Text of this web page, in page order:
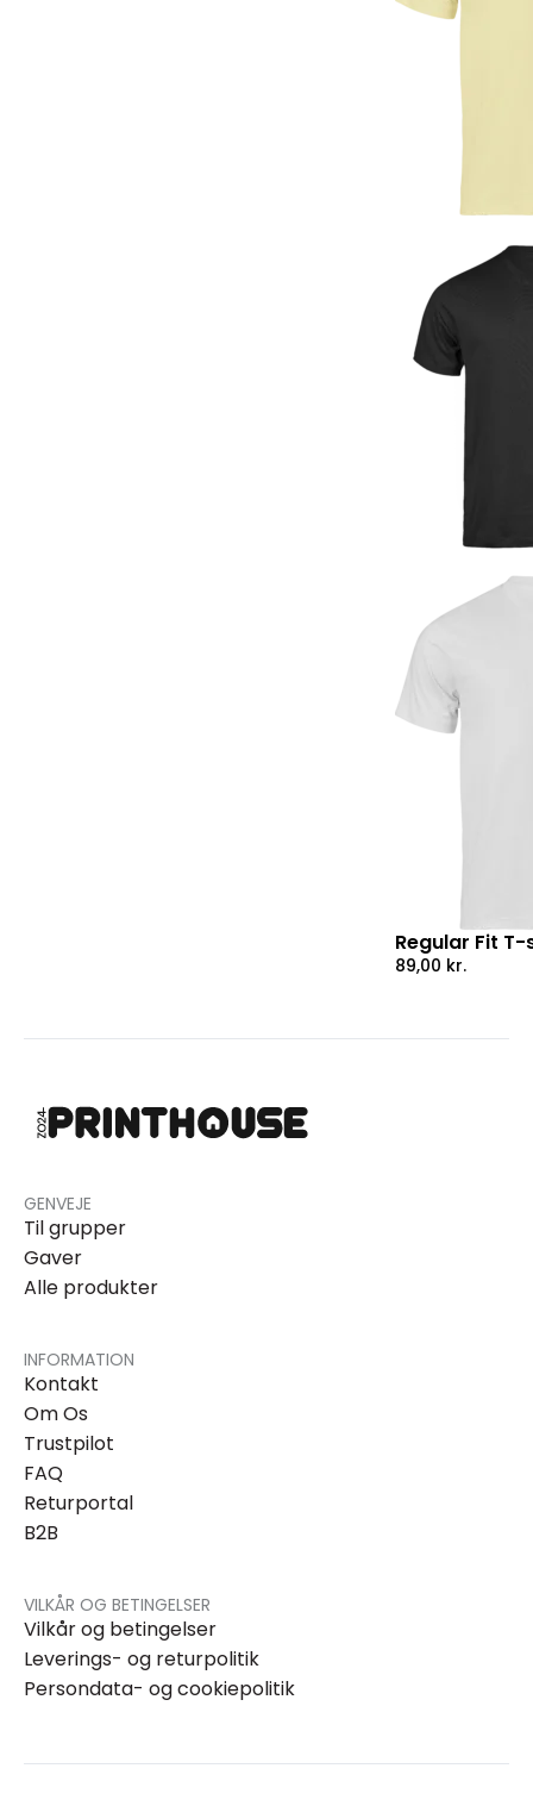
Regular Fit
89,00 kr.
GENVEJE
Til grupper
Gaver
Alle produkter
INFORMATION
Kontakt
Om Os
Trustpilot
FAQ
Returportal
B2B
VILKÅR OG BETINGELSER
Vilkår og betingelser
Leverings- og returpolitik
Persondata- og cookiepolitik